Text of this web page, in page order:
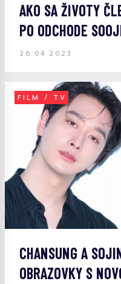
AKO SA ŽIVOTY
PO ODCHODE
26.04.2023
FILM / TV
CHANSUNG A
OBRAZOVKY S